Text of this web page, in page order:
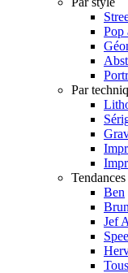
Pop
Par
Tendances
Ben
Jef